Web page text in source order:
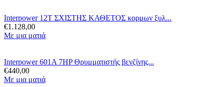
Interpower 12T ΣΧΙΣΤΗΣ ΚΑΘΕΤΟΣ κορμων ξυλ...
€1.128,00
Με μια ματιά
Interpower 601A 7HP Θρυμματιστής βενζίνης...
€440,00
Με μια ματιά